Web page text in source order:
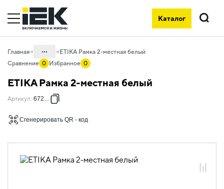
Каталог
Поиск
Главная ...
удлинители и силовые разъемы
06.01 Электроустановочные изделия
изделия скрытого монтажа ETIKA
06.01.13.12 Рамки пластиковые ETIKA
ETIKA Рамка 2-местная белый
Сравнение 0 Избранное 0
ETIKA Рамка 2-местная белый
Артикул: 672502
Сгенерировать QR - код